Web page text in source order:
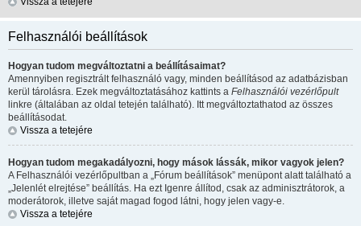
Felhasználói beállítások
Hogyan tudom megváltoztatni a beállításaimat?
Amennyiben regisztrált felhasználó vagy, minden beállításod az adatbázisban
kerül tárolásra. Ezek megváltoztatásához kattints a Felhasználói vezérlőpult
linkre (általában az oldal tetején található). Itt megváltoztathatod az összes
beállításodat.
Vissza a tetejére
Hogyan tudom megakadályozni, hogy mások lássák, mikor vagyok jelen?
A Felhasználói vezérlőpultban a „Fórum beállítások” menüpont alatt található a
„Jelenlét elrejtése” beállítás. Ha ezt Igenre állítod, csak az adminisztrátorok, a
moderátorok, illetve saját magad fogod látni, hogy jelen vagy-e.
Vissza a tetejére